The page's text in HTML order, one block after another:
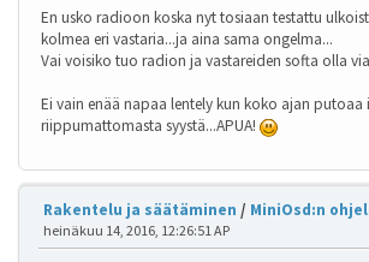
En usko radioon koska nyt tosiaan testattu
kolmea eri vastaria...ja aina sama ongelma...
Vai voisiko tuo radion ja vastareiden softa olla
Ei vain enää napaa lentely kun koko ajan putoaa
riippumattomasta syystä...APUA!
Rakentelu ja säätäminen / MiniOsd:n
heinäkuu 14, 2016, 12:26:51 AP